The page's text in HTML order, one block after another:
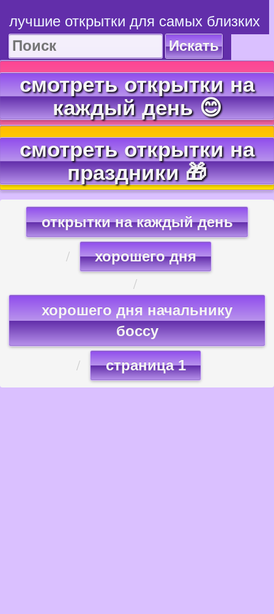
лучшие открытки для самых близких
Искать
смотреть открытки на
каждый день 😊
смотреть открытки на
праздники 🎁
открытки на каждый день
хорошего дня
хорошего дня начальнику
боссу
страница 1